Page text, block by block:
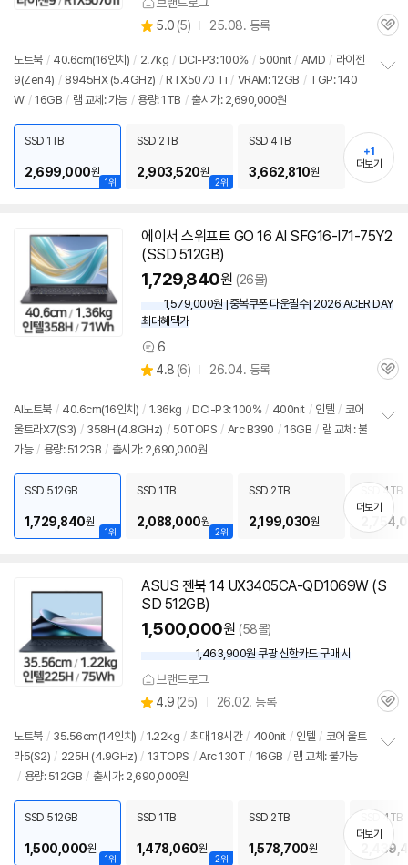
할
인
별
점
5.0 (상
리
뷰
5) 25.08. 등록
관
노트북 / 40.6cm(16인치) / 2.7kg / DCI-P3: 100% / 500nit / AMD / 라이젠
9(Zen4) / 8945HX (5.4GHz) / RTX5070 Ti / VRAM: 12GB / TGP: 140
W / 16GB / 램 교체: 가능 / 용량: 1TB / 출시가: 2,690,000원
기
1위
SSD 1TB
2,699,000원
2위
SSD 2TB
2,903,520원
SSD 4TB
3,662,810원
+1
더보기
에이서 스위프트 GO 16 AI SFG16-I71-75Y2
(SSD 512GB)
1,729,840원 (26몰)
1,579,000원 [중복쿠폰 다운필수] 2026 ACER DAY
최대혜택가
상
품
견
6
별
4.8 (상
리
뷰
6) 26.04. 등록
관
AI노트북 / 40.6cm(16인치) / 1.36kg / DCI-P3: 100% / 400nit / 인텔 / 코어
울트라X7(S3) / 358H (4.8GHz) / 50TOPS / Arc B390 / 16GB / 램 교체: 불
가능 / 용량: 512GB / 출시가: 2,690,000원
치
기
1위
SSD 512GB
1,729,840원
2위
SSD 1TB
2,088,000원
SSD 2TB
2,199,030원
SSD 4TB
더보기
ASUS 젠북 14 UX3405CA-QD1069W (S
SD 512GB)
1,500,000원 (58몰)
우
할
인
1,463,900원 쿠팡 신한카드 구매 시
브랜드로그
별
점
4.9 (상
리
뷰
25) 26.02. 등록
관
노트북 / 35.56cm(14인치) / 1.22kg / 최대 18시간 / 400nit / 인텔 / 코어 울트
라5(S2) / 225H (4.9GHz) / 13TOPS / Arc 130T / 16GB / 램 교체: 불가능
/ 용량: 512GB / 출시가: 2,690,000원
치
기
1위
SSD 512GB
1,500,000원
2위
SSD 1TB
1,478,060원
SSD 2TB
1,578,700원
SSD 4TB
더보기